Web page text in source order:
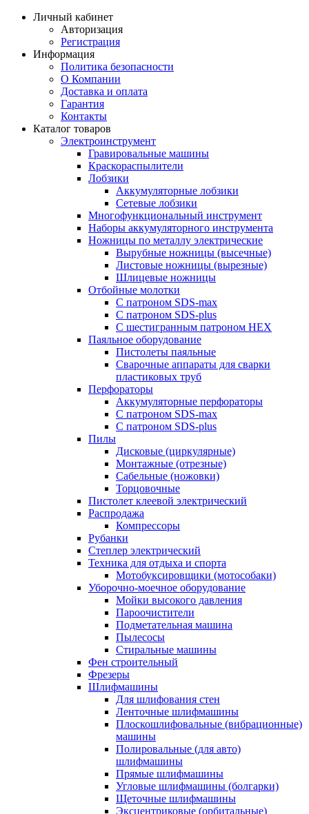
Личный кабинет
Авторизация
Регистрация
Информация
Политика безопасности
О Компании
Доставка и оплата
Гарантия
Контакты
Каталог товаров
Электроинструмент
Гравировальные машины
Краскораспылители
Лобзики
Аккумуляторные лобзики
Сетевые лобзики
Многофункциональный инструмент
Наборы аккумуляторного инструмента
Ножницы по металлу электрические
Вырубные ножницы (высечные)
Листовые ножницы (вырезные)
Шлицевые ножницы
Отбойные молотки
С патроном SDS-max
С патроном SDS-plus
С шестигранным патроном HEX
Паяльное оборудование
Пистолеты паяльные
Сварочные аппараты для сварки
пластиковых труб
Перфораторы
Аккумуляторные перфораторы
С патроном SDS-max
С патроном SDS-plus
Пилы
Дисковые (циркулярные)
Монтажные (отрезные)
Сабельные (ножовки)
Торцовочные
Пистолет клеевой электрический
Распродажа
Компрессоры
Рубанки
Степлер электрический
Техника для отдыха и спорта
Мотобуксировщики (мотособаки)
Уборочно-моечное оборудование
Мойки высокого давления
Пароочистители
Подметательная машина
Пылесосы
Стиральные машины
Фен строительный
Фрезеры
Шлифмашины
Для шлифования стен
Ленточные шлифмашины
Плоскошлифовальные (вибрационные)
машины
Полировальные (для авто)
шлифмашины
Прямые шлифмашины
Угловые шлифмашины (болгарки)
Щеточные шлифмашины
Эксцентриковые (орбитальные)